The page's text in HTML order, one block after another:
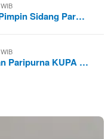
Sidang Par…
Paripurna KUPA …